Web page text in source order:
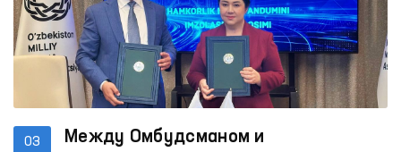
03
Между Омбудсманом и